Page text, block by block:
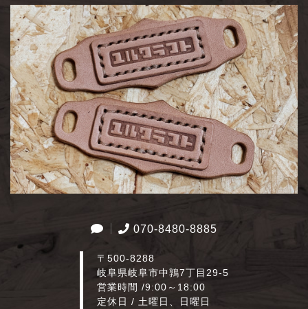
070-8480-8885
〒500-8288
岐阜県岐阜市中鶉7丁目29-5
営業時間 /9:00～18:00
定休日 / 土曜日、日曜日